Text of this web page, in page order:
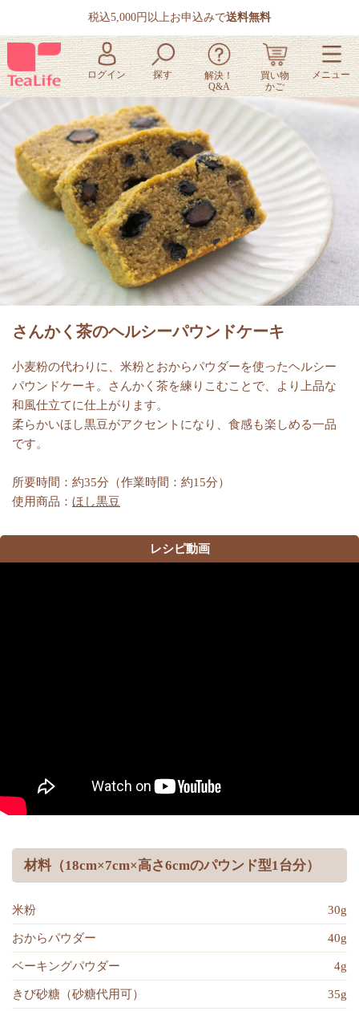
税込5,000円以上お申込みで送料無料
さんかく茶のヘルシーパウンドケーキ
小麦粉の代わりに、米粉とおからパウダーを使ったヘルシー
パウンドケーキ。さんかく茶を練りこむことで、より上品な
和風仕立てに仕上がります。
柔らかいほし黒豆がアクセントになり、食感も楽しめる一品
です。
所要時間：約35分（作業時間：約15分）
使用商品： ほし黒豆
レシピ動画
材料（18cm×7cm×高さ6cmのパウンド型1台分）
米粉 30g
おからパウダー 40g
ベーキングパウダー 4g
きび砂糖（砂糖代用可） 35g